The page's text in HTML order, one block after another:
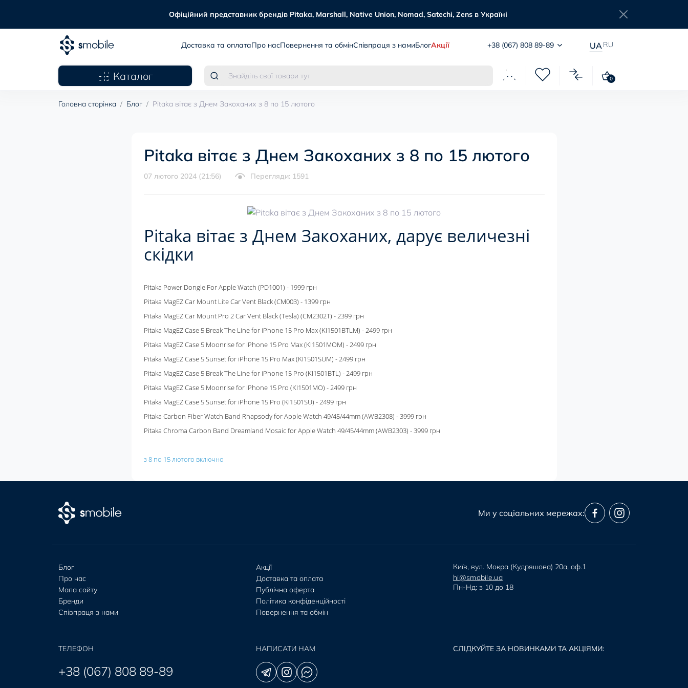
Офіційний представник брендів Pitaka, Marshall, Native Union, Nomad, Satechi, Zens в Україні
Доставка та оплатаПро насПовернення та обмінСпівпраця з намиБлогАкції +38 (067) 808 89-89 UA RU
Каталог 0
Головна сторінка Блог Pitaka вітає з Днем Закоханих з 8 по 15 лютого
Pitaka вітає з Днем Закоханих з 8 по 15 лютого
07 лютого 2024 (21:56) Перегляди: 1591
Pitaka вітає з Днем Закоханих, дарує величезні
скідки
Pitaka Power Dongle For Apple Watch (PD1001) - 1999 грн
Pitaka MagEZ Car Mount Lite Car Vent Black (CM003) - 1399 грн
Pitaka MagEZ Car Mount Pro 2 Car Vent Black (Tesla) (CM2302T) - 2399 грн
Pitaka MagEZ Case 5 Break The Line for iPhone 15 Pro Max (KI1501BTLM) - 2499 грн
Pitaka MagEZ Case 5 Moonrise for iPhone 15 Pro Max (KI1501MOM) - 2499 грн
Pitaka MagEZ Case 5 Sunset for iPhone 15 Pro Max (KI1501SUM) - 2499 грн
Pitaka MagEZ Case 5 Break The Line for iPhone 15 Pro (KI1501BTL) - 2499 грн
Pitaka MagEZ Case 5 Moonrise for iPhone 15 Pro (KI1501MO) - 2499 грн
Pitaka MagEZ Case 5 Sunset for iPhone 15 Pro (KI1501SU) - 2499 грн
Pitaka Carbon Fiber Watch Band Rhapsody for Apple Watch 49/45/44mm (AWB2308) - 3999 грн
Pitaka Chroma Carbon Band Dreamland Mosaic for Apple Watch 49/45/44mm (AWB2303) - 3999 грн
з 8 по 15 лютого включно
Ми у соціальних мережах:
Блог
Про нас
Мапа сайту
Бренди
Співпраця з нами
Акції
Доставка та оплата
Публічна оферта
Політика конфіденційності
Повернення та обмін
Київ, вул. Мокра (Кудряшова) 20а, оф.1
hi@smobile.ua
Пн-Нд: з 10 до 18
ТЕЛЕФОН
+38 (067) 808 89-89
НАПИСАТИ НАМ СЛІДКУЙТЕ ЗА НОВИНКАМИ ТА АКЦІЯМИ: